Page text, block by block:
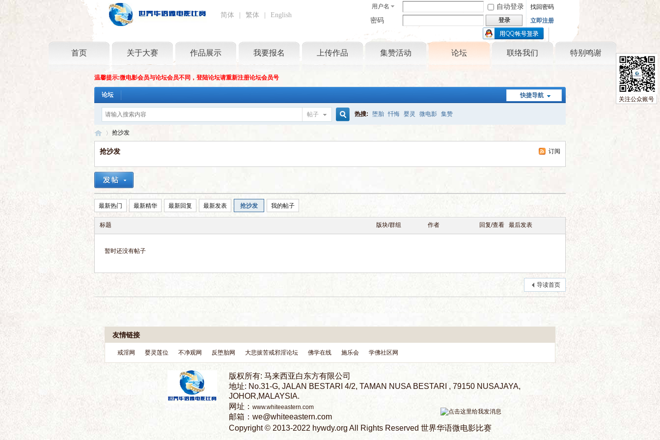
简体 繁体 English
用户名 自动登录 找回密码
密码 登录 立即注册
只需一步，快速开始
首页 关于大赛 作品展示 我要报名 上传作品 集赞活动 论坛 联络我们 特别鸣谢
温馨提示:微电影会员与论坛会员不同，登陆论坛请重新注册论坛会员号
快捷导航
论坛
帖子 热搜: 堕胎 忏悔 婴灵 微电影 集赞
世
界
›
抢沙发
订阅
抢沙发
最新热门 最新精华 最新回复 最新发表 抢沙发 我的帖子
标题 版块/群组 作者 回复/查看 最后发表
暂时还没有帖子
导读首页
关注公众账号